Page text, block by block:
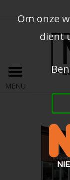
MENU
Om onze
dient